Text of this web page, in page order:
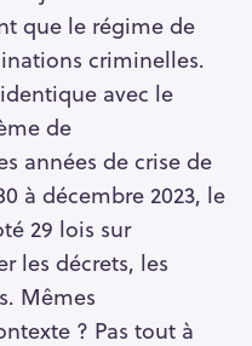
que le régime de
criminelles.
avec le
de
années de crise de
à décembre 2023, le
29 lois sur
les décrets, les
Mêmes
? Pas tout à